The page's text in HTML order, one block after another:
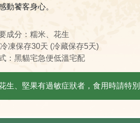
動饕客身心。
成分：糯米、花生
凍保存30天 (冷藏保存5天)
：黑貓宅急便低溫宅配
生、堅果有過敏症狀者，食用時請特